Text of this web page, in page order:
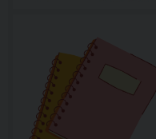
scritto in presenza: 25
studenti e […]